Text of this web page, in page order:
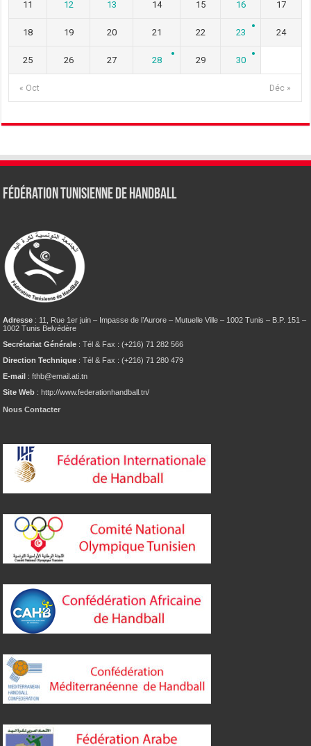
« Oct Déc »
11 12 13 14 15 16 17
18 19 20 21 22 23 24
25 26 27 28 29 30
Fédération tunisienne de Handball
Adresse : 11, Rue 1er juin – Impasse de l’Aurore – Mutuelle Ville – 1002 Tunis – B.P. 151 –
1002 Tunis Belvédère
Secrétariat Générale : Tél & Fax : (+216) 71 282 566
Direction Technique : Tél & Fax : (+216) 71 280 479
E-mail : fthb@email.ati.tn
Site Web : http://www.federationhandball.tn/
Nous Contacter